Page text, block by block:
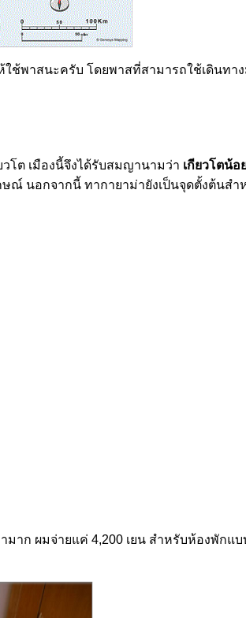
ช้พาสนะครับ โดยพาสที่สามารถใช้เดินทาง
วโต เมืองนี้จึงได้รับสมญานามว่า เกียวโตน้
ณ์ นอกจากนี้ ทากายาม่ายังเป็นจุดตั้งต้นสำ
าก ผมจ่ายแค่ 4,200 เยน สำหรับห้องพักแบ